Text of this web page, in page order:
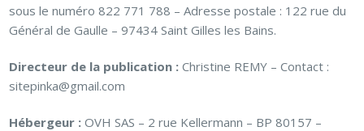
sous le numéro 822 771 788 – Adresse postale : 122 rue du
Général de Gaulle – 97434 Saint Gilles les Bains.
Directeur de la publication :Christine REMY – Contact :
sitepinka@gmail.com
Hébergeur : OVH SAS – 2 rue Kellermann – BP 80157 –